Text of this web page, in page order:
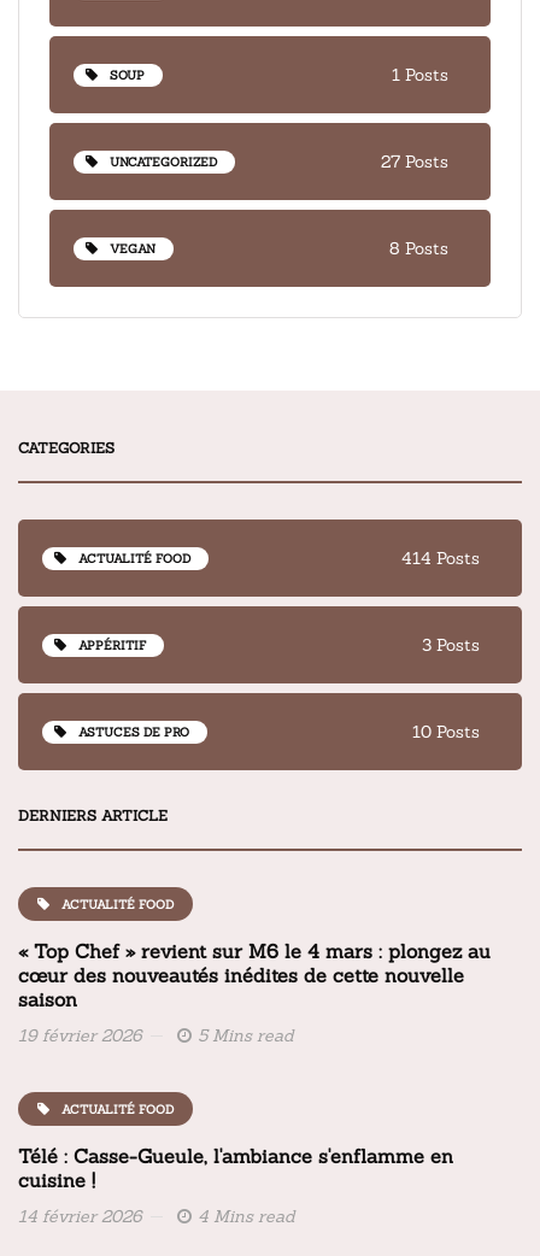
SOUP 1 Posts
UNCATEGORIZED 27 Posts
VEGAN 8 Posts
CATEGORIES
ACTUALITÉ FOOD 414 Posts
APPÉRITIF 3 Posts
ASTUCES DE PRO 10 Posts
DERNIERS ARTICLE
ACTUALITÉ FOOD
« Top Chef » revient sur M6 le 4 mars : plongez au
cœur des nouveautés inédites de cette nouvelle
saison
19 février 2026 5 Mins read
ACTUALITÉ FOOD
Télé : Casse-Gueule, l'ambiance s'enflamme en
cuisine !
14 février 2026 4 Mins read